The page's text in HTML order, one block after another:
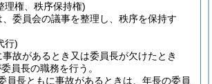
理権、秩序保持権)
、委員会の議事を整理し、秩序を保持す
行)
故があるとき又は委員長が欠けたとき
員長の職務を行う。
員長ともに事故があるときは、年長の委員